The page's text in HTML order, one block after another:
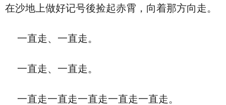
在沙地上做好记号後捡起赤霄，向着那方向走。
一直走、一直走。
一直走、一直走。
一直走一直走一直走一直走一直走。